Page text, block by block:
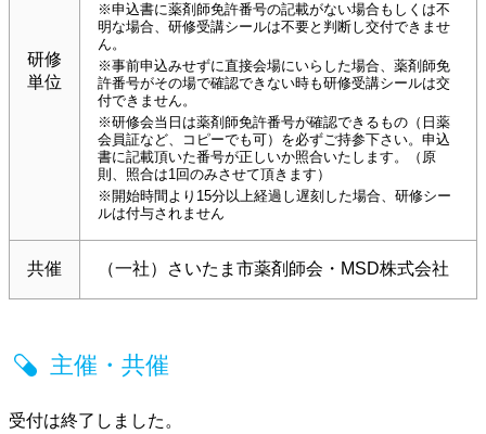
研修
単位
※申込書に薬剤師免許番号の記載がない場合もしくは不
明な場合、研修受講シールは不要と判断し交付できませ
ん。
※事前申込みせずに直接会場にいらした場合、薬剤師免
許番号がその場で確認できない時も研修受講シールは交
付できません。
※研修会当日は薬剤師免許番号が確認できるもの（日薬
会員証など、コピーでも可）を必ずご持参下さい。申込
書に記載頂いた番号が正しいか照合いたします。（原
則、照合は1回のみさせて頂きます）
※開始時間より15分以上経過し遅刻した場合、研修シー
ルは付与されません
共催 （一社）さいたま市薬剤師会・MSD株式会社
主催・共催
受付は終了しました。